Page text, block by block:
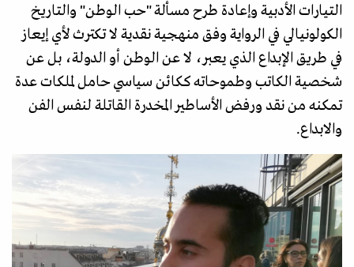
التيارات الأدبية وإعادة طرح مسألة "حب الوطن" والتاريخ
الكولونيالي في الرواية وفق منهجية نقدية لا تكترث لأي إيعاز
في طريق الإبداع الذي يعبر، لا عن الوطن أو الدولة، بل عن
شخصية الكاتب وطموحاته ككائن سياسي حامل لملكات عدة
تمكنه من نقد ورفض الأساطير المخدرة القاتلة لنفس الفن
والابداع.